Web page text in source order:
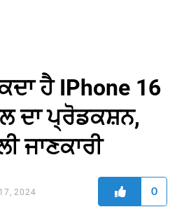
ਹੈ IPhone 16
ਦਾ ਪ੍ਰੋਡਕਸ਼ਨ,
ਜਾਣਕਾਰੀ
2024 0